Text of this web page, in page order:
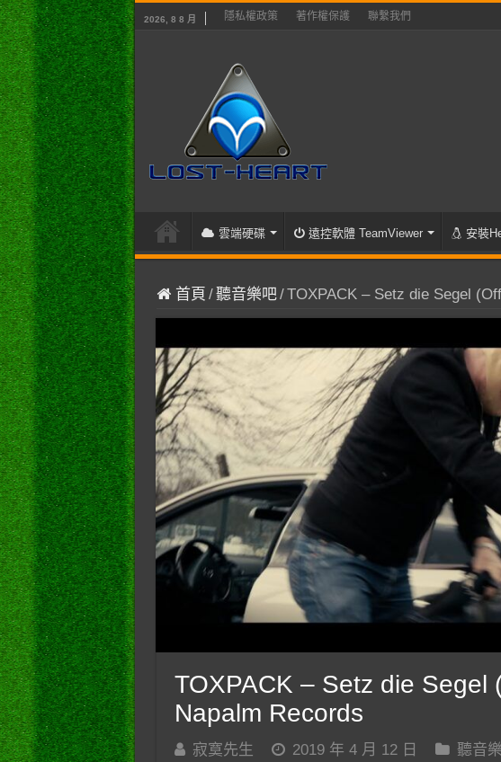
2026, 8 8 月 隱私權政策 著作權保護 聯繫我們
雲端硬碟 遠控軟體 TeamViewer 安裝
首頁 /聽音樂吧/TOXPACK – Setz die Segel
TOXPACK – Setz die Segel
Napalm Records
寂寞先生 2019 年 4 月 12 日 聽音